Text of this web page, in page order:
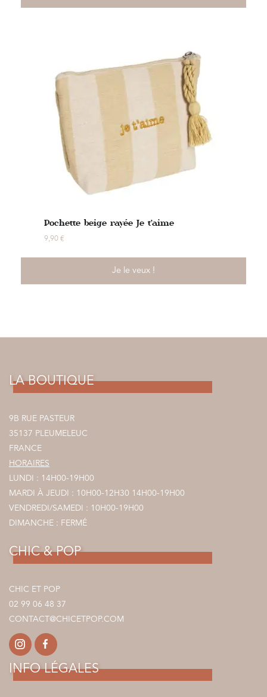
Pochette beige rayée Je t’aime
9,90 €
Je le veux !
LA BOUTIQUE
9B RUE PASTEUR
35137 PLEUMELEUC
FRANCE
HORAIRES
LUNDI : 14H00-19H00
MARDI À JEUDI : 10H00-12H30 14H00-19H00
VENDREDI/SAMEDI : 10H00-19H00
DIMANCHE : FERMÉ
CHIC & POP
CHIC ET POP
02 99 06 48 37
CONTACT@CHICETPOP.COM
INFO LÉGALES